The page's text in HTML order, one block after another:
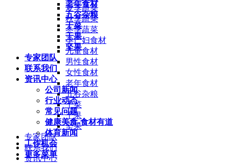
老年食材
五谷杂粮
干菜
干果
坚果
专家团队
联系我们
资讯中心
公司新闻
行业动态
常见问题
健康美食-食材有道
体育新闻
工作机会
更多菜单
夏季蔬菜
秋季蔬菜
冬季蔬菜
孕产妇食材
儿童食材
男性食材
女性食材
老年食材
五谷杂粮
干菜
干果
坚果
专家团队
联系我们
资讯中心